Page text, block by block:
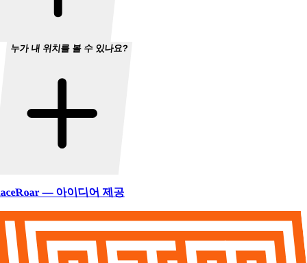
누가 내 위치를 볼 수 있나요?
— 아이디어 제공